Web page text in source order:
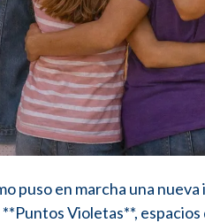
puso en marcha una
Violetas**,